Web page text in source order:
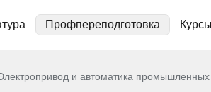
Профпереподготовка Курсы
и автоматика промышленных